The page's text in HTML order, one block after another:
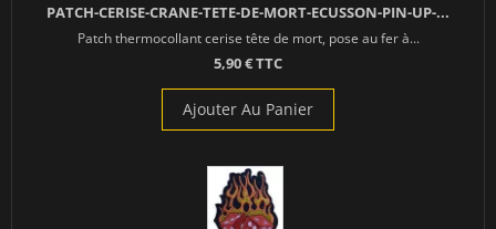
PATCH-CERISE-CRANE-TETE-DE-MORT-ECUSSON-PIN-UP-...
Patch thermocollant cerise tête de mort, pose au fer à...
5,90 € TTC
Ajouter Au Panier